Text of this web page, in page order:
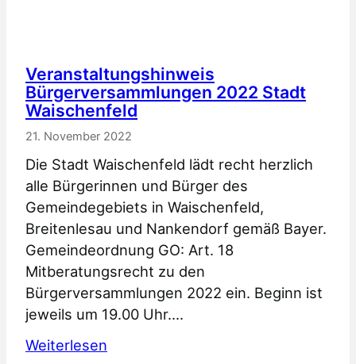
Veranstaltungshinweis
Bürgerversammlungen 2022 Stadt
Waischenfeld
21. November 2022
Die Stadt Waischenfeld lädt recht herzlich
alle Bürgerinnen und Bürger des
Gemeindegebiets in Waischenfeld,
Breitenlesau und Nankendorf gemäß Bayer.
Gemeindeordnung GO: Art. 18
Mitberatungsrecht zu den
Bürgerversammlungen 2022 ein. Beginn ist
jeweils um 19.00 Uhr.…
Weiterlesen